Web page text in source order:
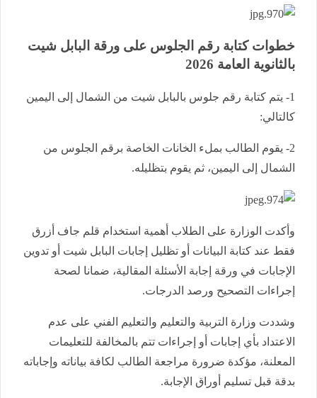
خطوات كتابة رقم الجلوس على ورقة البابل شيت
بالثانوية العامة 2026
1- يتم كتابة رقم جلوس بالبابل شيت من الشمال إلى اليمين
كالتالي:
2- يقوم الطالب بملء الخانات الخاصة برقم الجلوس من
الشمال إلى اليمين، ثم يقوم بتظليله.
وأكدت الوزارة على الطلاب أهمية استخدام قلم جاف أزرق
فقط عند كتابة البيانات أو تظليل إجابات البابل شيت أو تدوين
الإجابات في ورقة إجابة الأسئلة المقالية، ضمانا لصحة
إجراءات التصحيح ورصد الدرجات.
وشددت وزارة التربية والتعليم والتعليم الفني على عدم
الاعتداد بأي إجابات أو إجراءات تتم بالمخالفة للتعليمات
المعلنة، مؤكدة ضرورة مراجعة الطالب لكافة بياناته وإجاباته
بدقة قبل تسليم أوراق الإجابة.